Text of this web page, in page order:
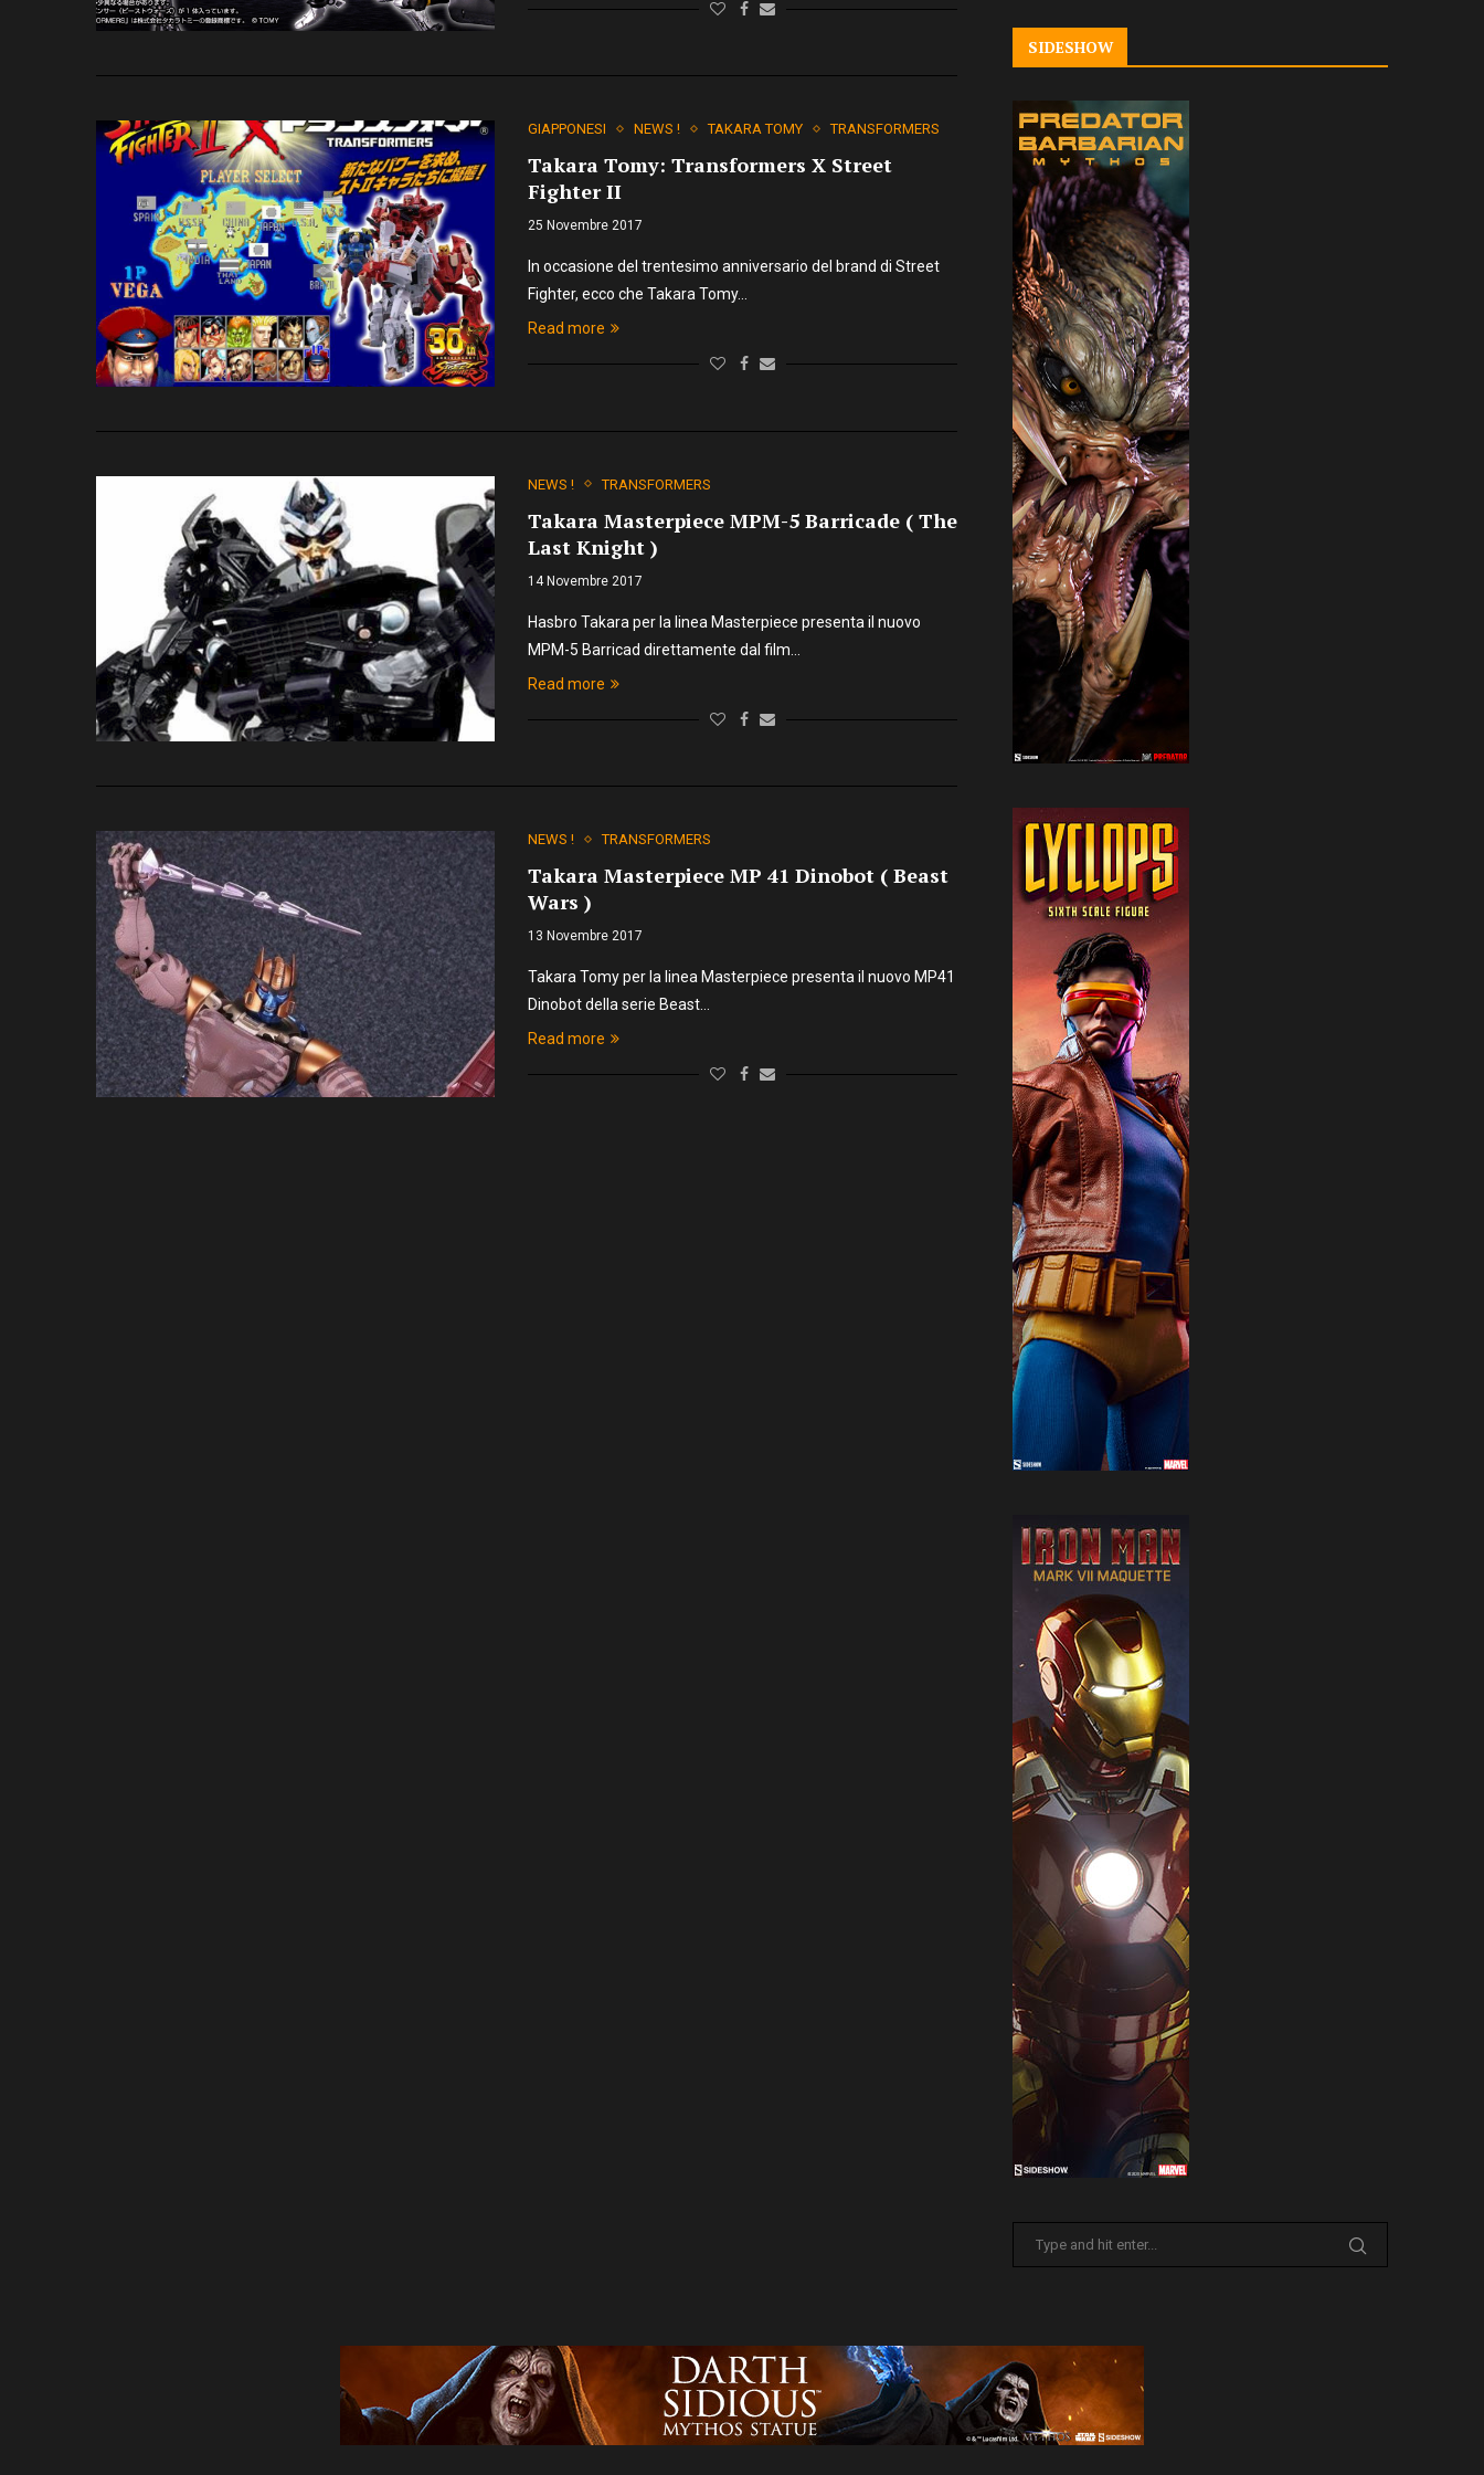
GIAPPONESI NEWS ! TAKARA TOMY TRANSFORMERS
Takara Tomy: Transformers X Street
Fighter II
25 Novembre 2017
In occasione del trentesimo anniversario del brand di Street
Fighter, ecco che Takara Tomy…
Read more
NEWS ! TRANSFORMERS
Takara Masterpiece MPM-5 Barricade ( The
Last Knight )
14 Novembre 2017
Hasbro Takara per la linea Masterpiece presenta il nuovo
MPM-5 Barricad direttamente dal film…
Read more
NEWS ! TRANSFORMERS
Takara Masterpiece MP 41 Dinobot ( Beast
Wars )
13 Novembre 2017
Takara Tomy per la linea Masterpiece presenta il nuovo MP41
Dinobot della serie Beast…
Read more
SIDESHOW